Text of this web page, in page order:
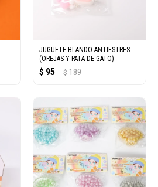
JUGUETE BLANDO ANTIESTRÉS
(OREJAS Y PATA DE GATO)
$ 95 $ 189